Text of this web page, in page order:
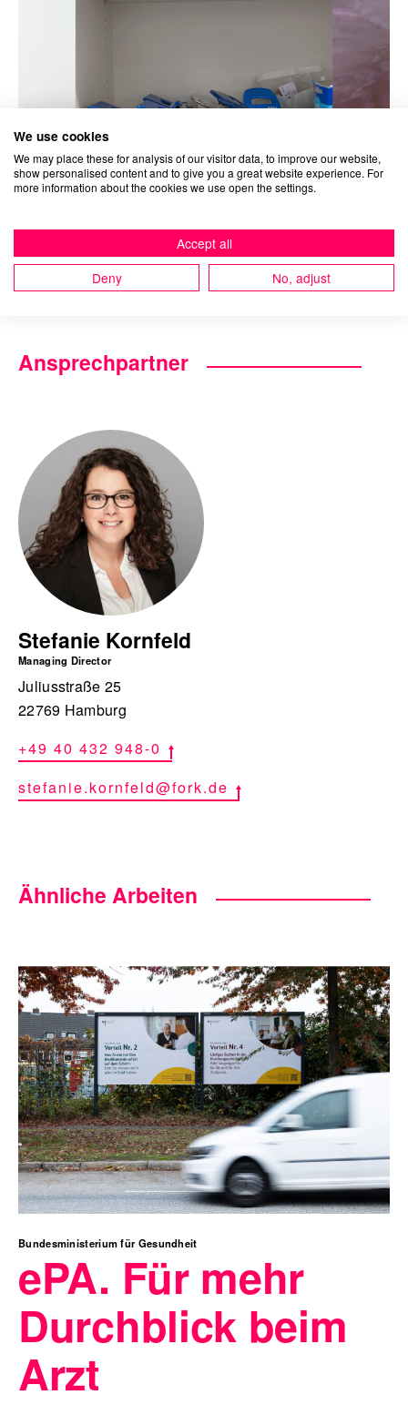
#rationality #precision #objectivity #empathy
#humanism #authenticity #emotions #dynamic #unique
Ansprechpartner
Stefanie Kornfeld
Managing Director
Juliusstraße 25
22769 Hamburg
+49 40 432 948-0
stefanie.kornfeld@fork.de
Ähnliche Arbeiten
Bundesministerium für Gesundheit
ePA. Für mehr
Durchblick beim
Arzt
We use cookies
We may place these for analysis of our visitor data, to improve our website,
show personalised content and to give you a great website experience. For
more information about the cookies we use open the settings.
Accept all
Deny
No, adjust